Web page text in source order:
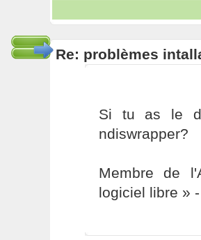
Re: problèmes
Si tu as le
ndiswrapper?
Membre de
logiciel libre »